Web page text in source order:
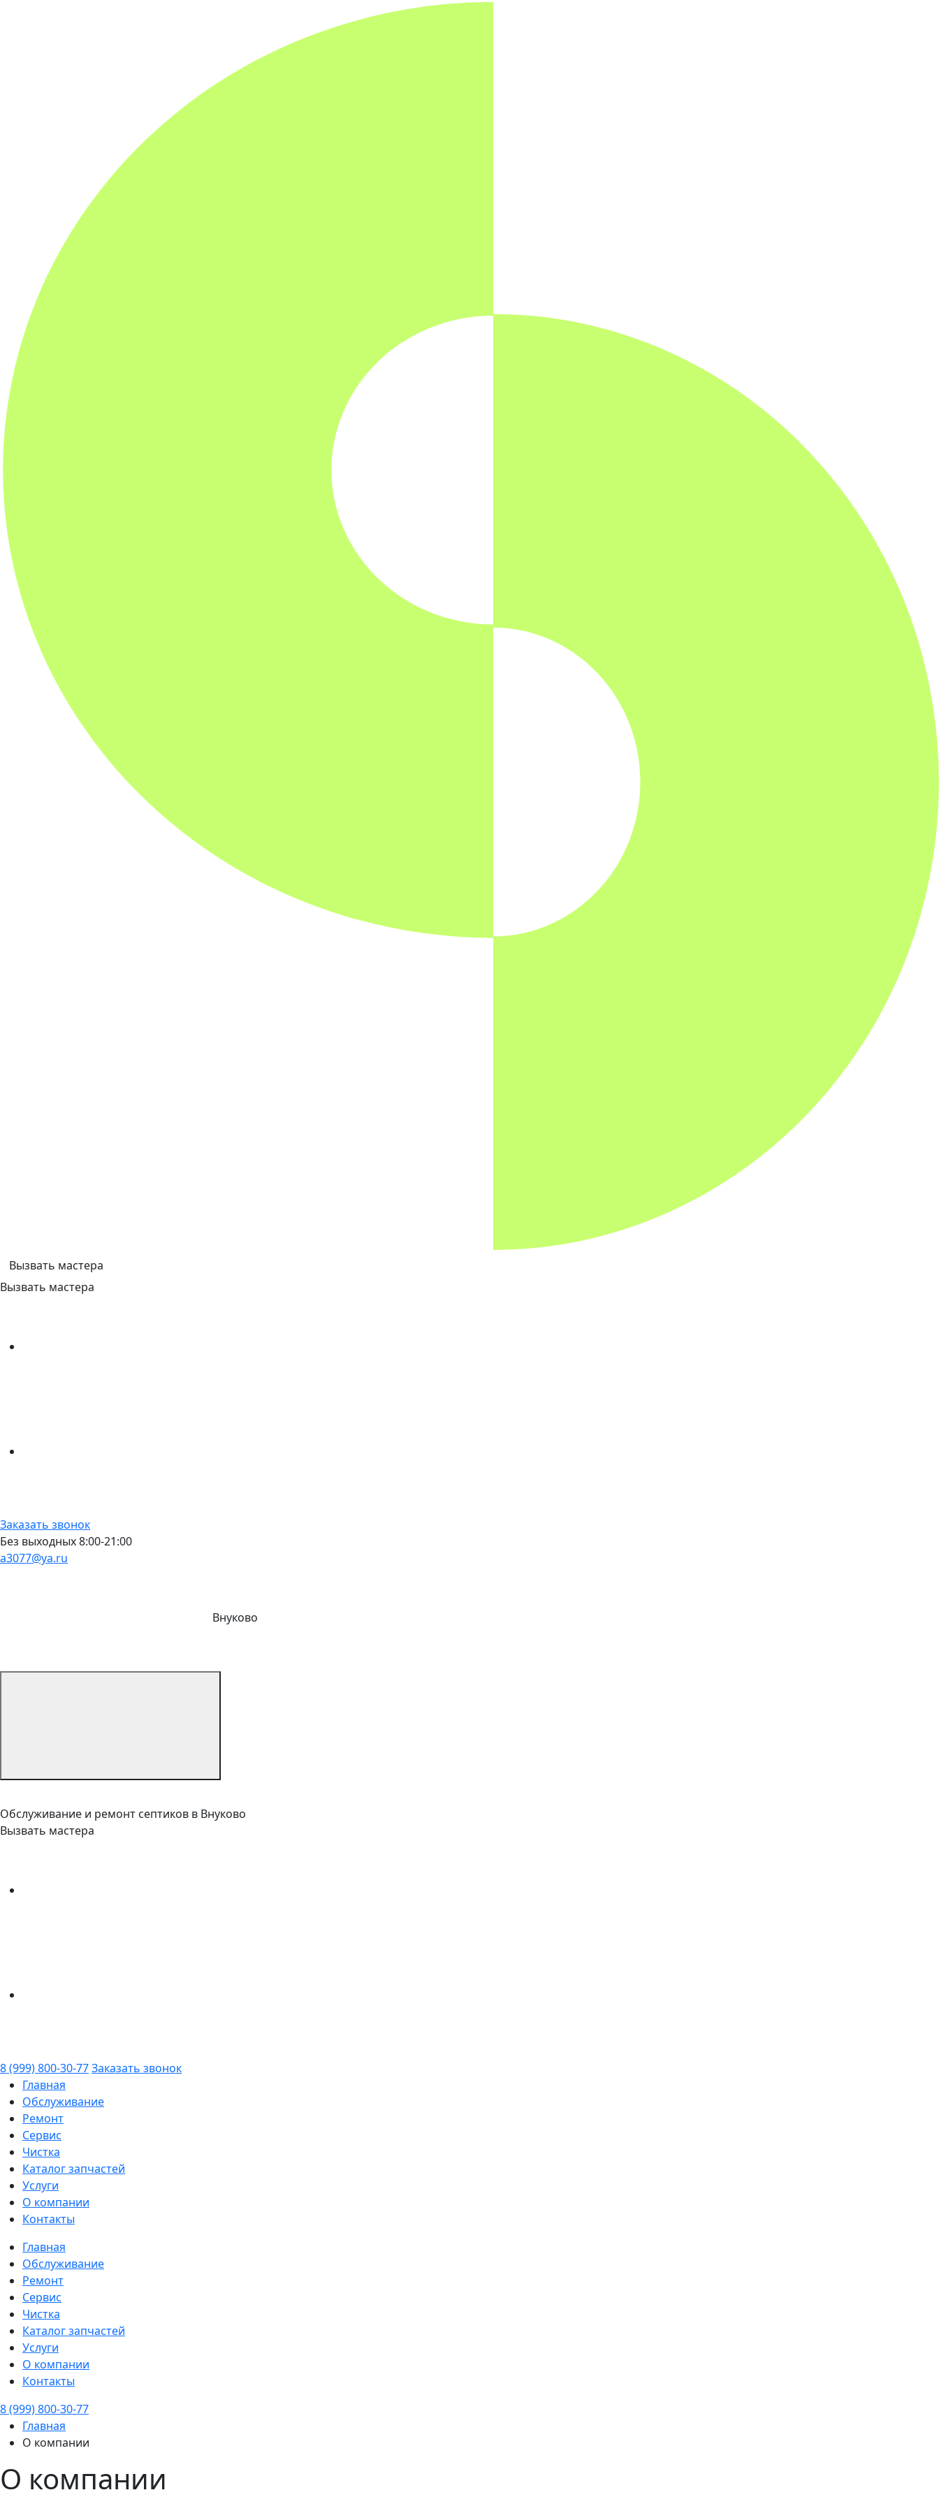
Вызвать мастера
Вызвать мастера
Заказать звонок
Без выходных 8:00-21:00
a3077@ya.ru
Внуково
Обслуживание и ремонт септиков в Внуково
Вызвать мастера
8 (999) 800-30-77Заказать звонок
Главная
Обслуживание
Ремонт
Сервис
Чистка
Каталог запчастей
Услуги
О компании
Контакты
Главная
Обслуживание
Ремонт
Сервис
Чистка
Каталог запчастей
Услуги
О компании
Контакты
8 (999) 800-30-77
Главная
О компании
О компании